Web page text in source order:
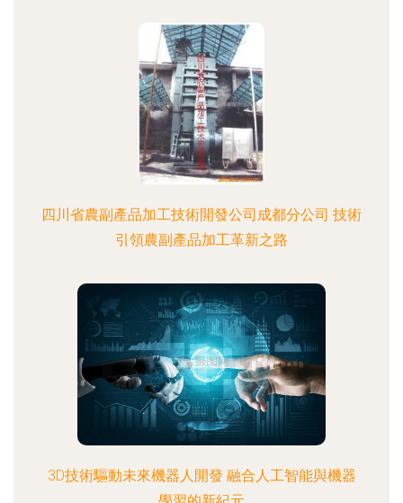
四川省農副產品加工技術開發公司成都分公司 技術
引領農副產品加工革新之路
3D技術驅動未來機器人開發 融合人工智能與機器